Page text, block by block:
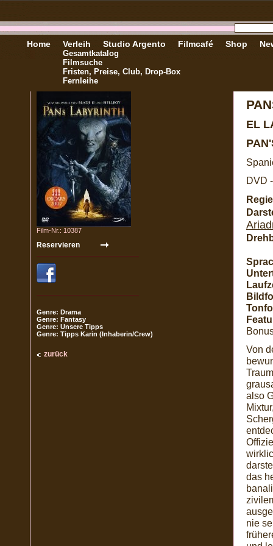
Home Verleih
Gesamtkatalog
Filmsuche
Fristen, Preise, Club, Drop-Box
Fernleihe
Studio Argento Filmcafé Shop
Film-Nr.: 10387
Genre: Drama
Genre: Fantasy
Genre: Unsere Tipps
Genre: Tipps Karin (Inhaberin/Crew)
zurück
EL
DVD
Von
also
das
nie